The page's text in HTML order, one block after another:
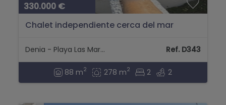
330.000 €
Chalet independiente cerca del mar
Denia - Playa Las Marinas Ref. D343
88 m2 278 m2 2 2